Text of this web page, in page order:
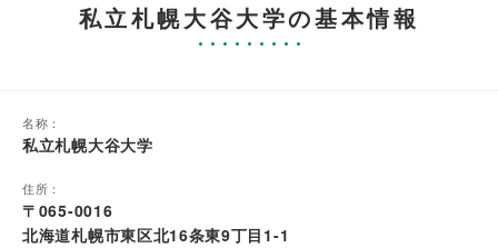
私立札幌大谷大学の基本情報
名称：
私立札幌大谷大学
住所：
〒065-0016
北海道札幌市東区北16条東9丁目1-1